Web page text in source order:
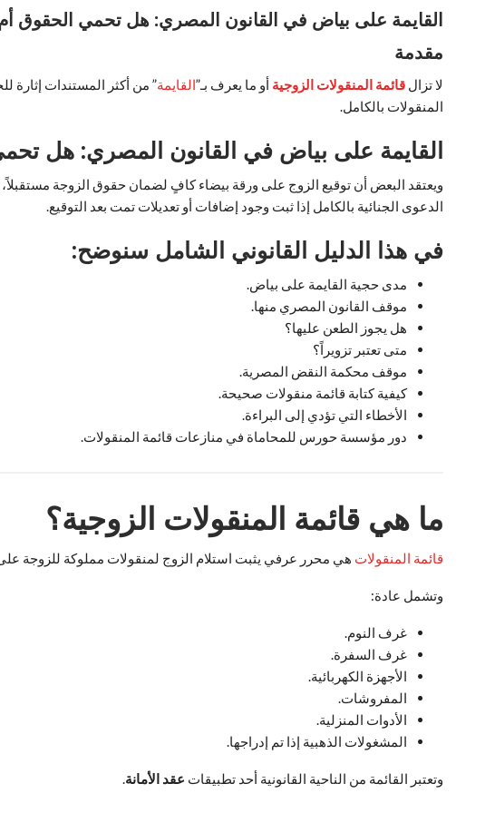
القايمة على بياض في القانون المصري: هل تحمي الحقوق أم
مقدمة
لا تزال قائمة المنقولات الزوجية أو ما يعرف بـ”القايمة” من أكثر المستندات إثارة
المنقولات بالكامل.
القايمة على بياض في القانون المصري: هل
ويعتقد البعض أن توقيع الزوج على ورقة بيضاء كافٍ لضمان حقوق الزوجة مستقبلاً،
الدعوى الجنائية بالكامل إذا ثبت وجود إضافات أو تعديلات تمت بعد التوقيع.
في هذا الدليل القانوني الشامل سنوضح:
مدى حجية القايمة على بياض.
موقف القانون المصري منها.
هل يجوز الطعن عليها؟
متى تعتبر تزويراً؟
موقف محكمة النقض المصرية.
كيفية كتابة قائمة منقولات صحيحة.
الأخطاء التي تؤدي إلى البراءة.
دور مؤسسة حورس للمحاماة في منازعات قائمة المنقولات.
ما هي قائمة المنقولات الزوجية؟
قائمة المنقولات هي محرر عرفي يثبت استلام الزوج لمنقولات مملوكة للزوجة على
وتشمل عادة:
غرف النوم.
غرف السفرة.
الأجهزة الكهربائية.
المفروشات.
الأدوات المنزلية.
المشغولات الذهبية إذا تم إدراجها.
وتعتبر القائمة من الناحية القانونية أحد تطبيقات عقد الأمانة.